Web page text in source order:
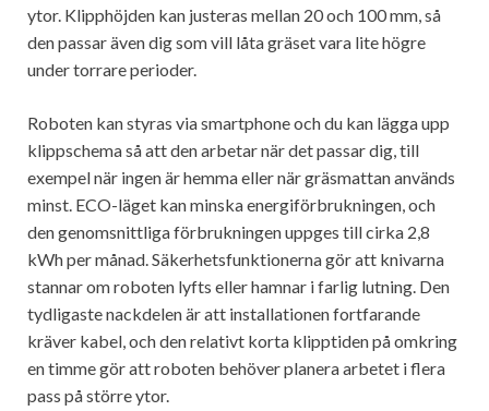
ytor. Klipphöjden kan justeras mellan 20 och 100 mm, så
den passar även dig som vill låta gräset vara lite högre
under torrare perioder.
Roboten kan styras via smartphone och du kan lägga upp
klippschema så att den arbetar när det passar dig, till
exempel när ingen är hemma eller när gräsmattan används
minst. ECO-läget kan minska energiförbrukningen, och
den genomsnittliga förbrukningen uppges till cirka 2,8
kWh per månad. Säkerhetsfunktionerna gör att knivarna
stannar om roboten lyfts eller hamnar i farlig lutning. Den
tydligaste nackdelen är att installationen fortfarande
kräver kabel, och den relativt korta klipptiden på omkring
en timme gör att roboten behöver planera arbetet i flera
pass på större ytor.